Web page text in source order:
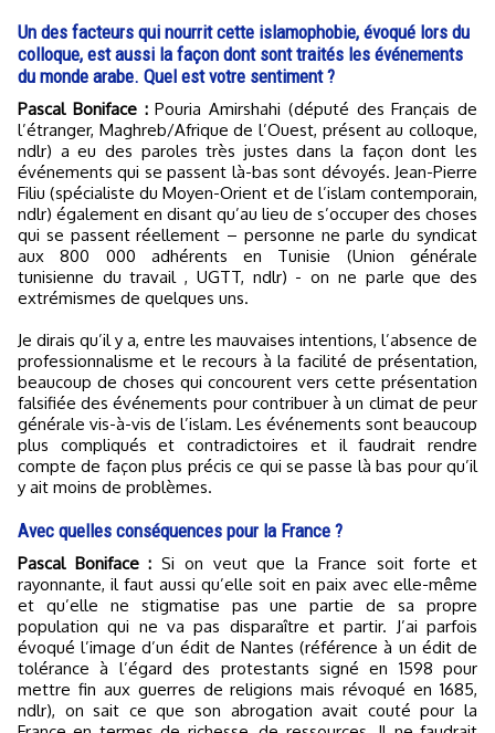
Un des facteurs qui nourrit cette islamophobie, évoqué lors du
colloque, est aussi la façon dont sont traités les événements
du monde arabe. Quel est votre sentiment ?
Pascal Boniface :Pouria Amirshahi (député des Français de
l’étranger, Maghreb/Afrique de l’Ouest, présent au colloque,
ndlr) a eu des paroles très justes dans la façon dont les
événements qui se passent là-bas sont dévoyés. Jean-Pierre
Filiu (spécialiste du Moyen-Orient et de l’islam contemporain,
ndlr) également en disant qu’au lieu de s’occuper des choses
qui se passent réellement – personne ne parle du syndicat
aux 800 000 adhérents en Tunisie (Union générale
tunisienne du travail , UGTT, ndlr) - on ne parle que des
extrémismes de quelques uns.
Je dirais qu’il y a, entre les mauvaises intentions, l’absence de
professionnalisme et le recours à la facilité de présentation,
beaucoup de choses qui concourent vers cette présentation
falsifiée des événements pour contribuer à un climat de peur
générale vis-à-vis de l’islam. Les événements sont beaucoup
plus compliqués et contradictoires et il faudrait rendre
compte de façon plus précis ce qui se passe là bas pour qu’il
y ait moins de problèmes.
Avec quelles conséquences pour la France ?
Pascal Boniface : Si on veut que la France soit forte et
rayonnante, il faut aussi qu’elle soit en paix avec elle-même
et qu’elle ne stigmatise pas une partie de sa propre
population qui ne va pas disparaître et partir. J’ai parfois
évoqué l’image d’un édit de Nantes (référence à un édit de
tolérance à l’égard des protestants signé en 1598 pour
mettre fin aux guerres de religions mais révoqué en 1685,
ndlr), on sait ce que son abrogation avait couté pour la